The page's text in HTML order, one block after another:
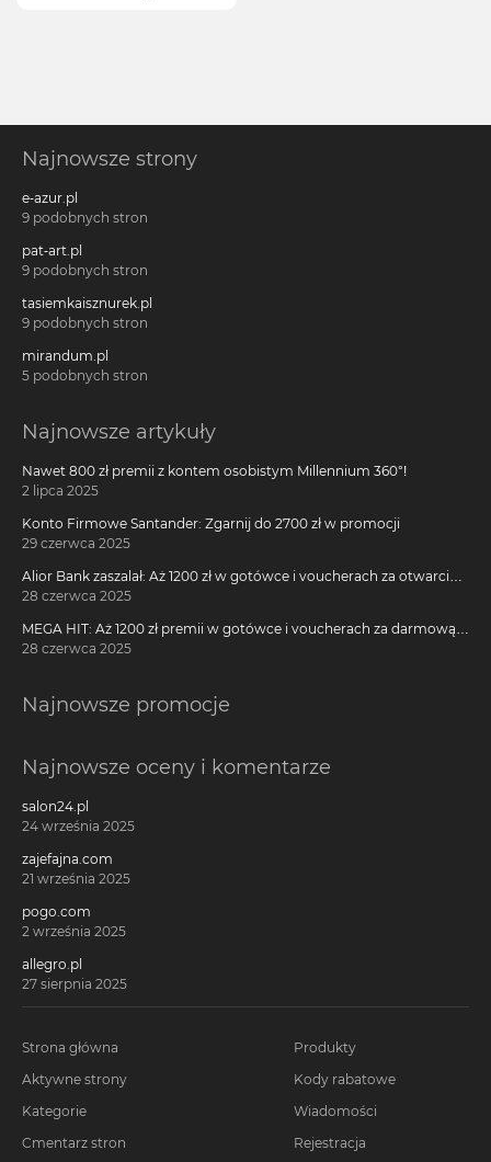
Najnowsze strony
e-azur.pl
9 podobnych stron
pat-art.pl
9 podobnych stron
tasiemkaisznurek.pl
9 podobnych stron
mirandum.pl
5 podobnych stron
Najnowsze artykuły
Nawet 800 zł premii z kontem osobistym Millennium 360°!
2 lipca 2025
Konto Firmowe Santander: Zgarnij do 2700 zł w promocji
29 czerwca 2025
Alior Bank zaszalał: Aż 1200 zł w gotówce i voucherach za otwarcie
darmowego konta!
28 czerwca 2025
MEGA HIT: Aż 1200 zł premii w gotówce i voucherach za darmową
kartę kredytową Citi Simplicity
28 czerwca 2025
Najnowsze promocje
Najnowsze oceny i komentarze
salon24.pl
24 września 2025
zajefajna.com
21 września 2025
pogo.com
2 września 2025
allegro.pl
27 sierpnia 2025
Strona główna
Aktywne strony
Kategorie
Cmentarz stron
Produkty
Kody rabatowe
Wiadomości
Rejestracja